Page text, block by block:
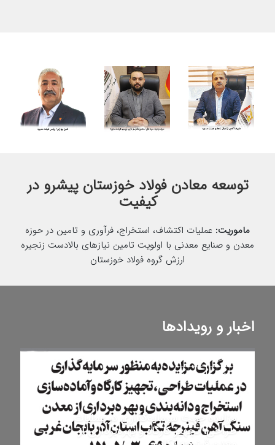
توسعه معادن فولاد خوزستان پیشرو در
کیفیت
ماموریت: عملیات اکتشاف، استخراج، فرآوری و تامین در حوزه
معدن و صنایع معدنی با اولویت تامین نیازهای بالادست زنجیره
ارزش گروه فولاد خوزستان
اخبار و رویدادها
مزایده جهت سرمایه‌گذاری در عملیات
طراحی، تجهیز کارگاه و بهره‌برداری از
اخبار مزایده